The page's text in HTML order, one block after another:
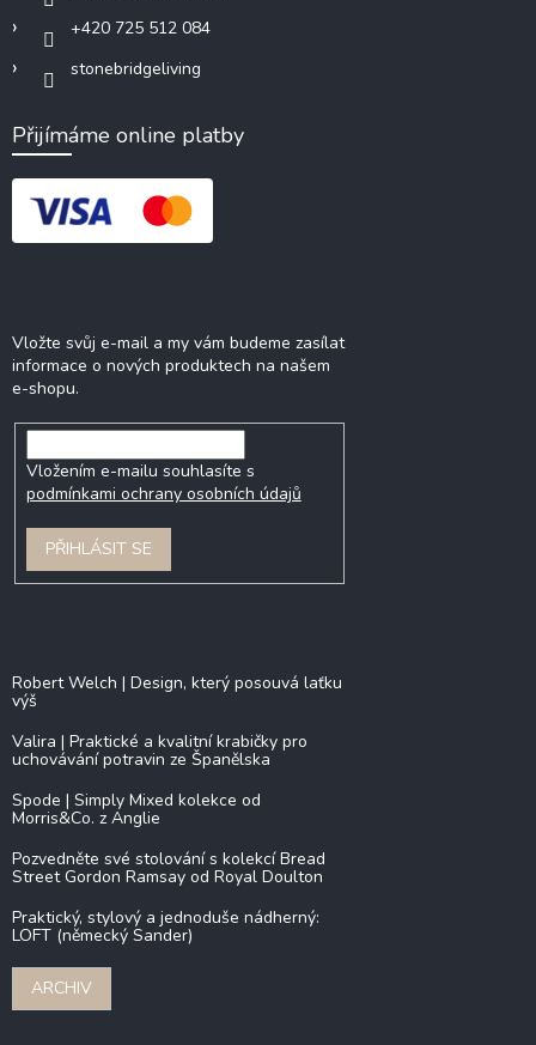
+420 725 512 084
stonebridgeliving
Přijímáme online platby
Vložte svůj e-mail a my vám budeme zasílat
informace o nových produktech na našem
e-shopu.
Vložením e-mailu souhlasíte s
podmínkami ochrany osobních údajů
PŘIHLÁSIT SE
Robert Welch | Design, který posouvá laťku
výš
Valira | Praktické a kvalitní krabičky pro
uchovávání potravin ze Španělska
Spode | Simply Mixed kolekce od
Morris&Co. z Anglie
Pozvedněte své stolování s kolekcí Bread
Street Gordon Ramsay od Royal Doulton
Praktický, stylový a jednoduše nádherný:
LOFT (německý Sander)
ARCHIV